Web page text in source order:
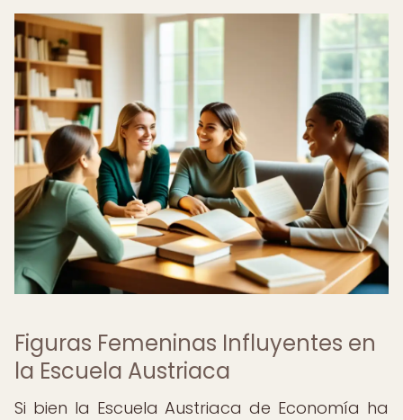
Figuras Femeninas Influyentes en
la Escuela Austriaca
Si bien la Escuela Austriaca de Economía ha